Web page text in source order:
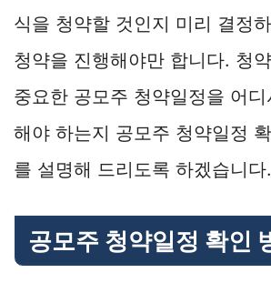
식을 청약할 것인지 미리 결정
청약을 진행해야만 합니다. 청
중요한 공모주 청약일정을 어
해야 하는지 공모주 청약일정
를 설명해 드리도록 하겠습니다.
공모주 청약일정 확인